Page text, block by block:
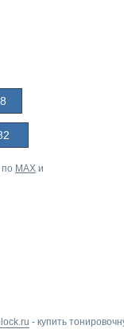
MAX и
- купить